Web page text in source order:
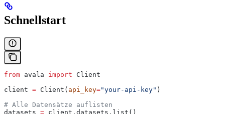
Schnellstart
from avala import Client
client = Client( api_key="your-api-key" )
# Alle Datensätze auflisten
datasets = client.datasets.list()